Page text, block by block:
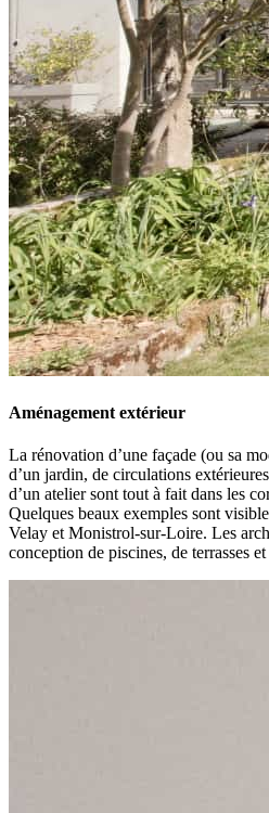
Aménagement extérieur
La rénovation d’une façade (ou sa
d’un jardin, de circulations
d’un atelier sont tout à fait dans les
Quelques beaux exemples sont
Velay et Monistrol-sur-Loire. Les
conception de piscines, de terrasses